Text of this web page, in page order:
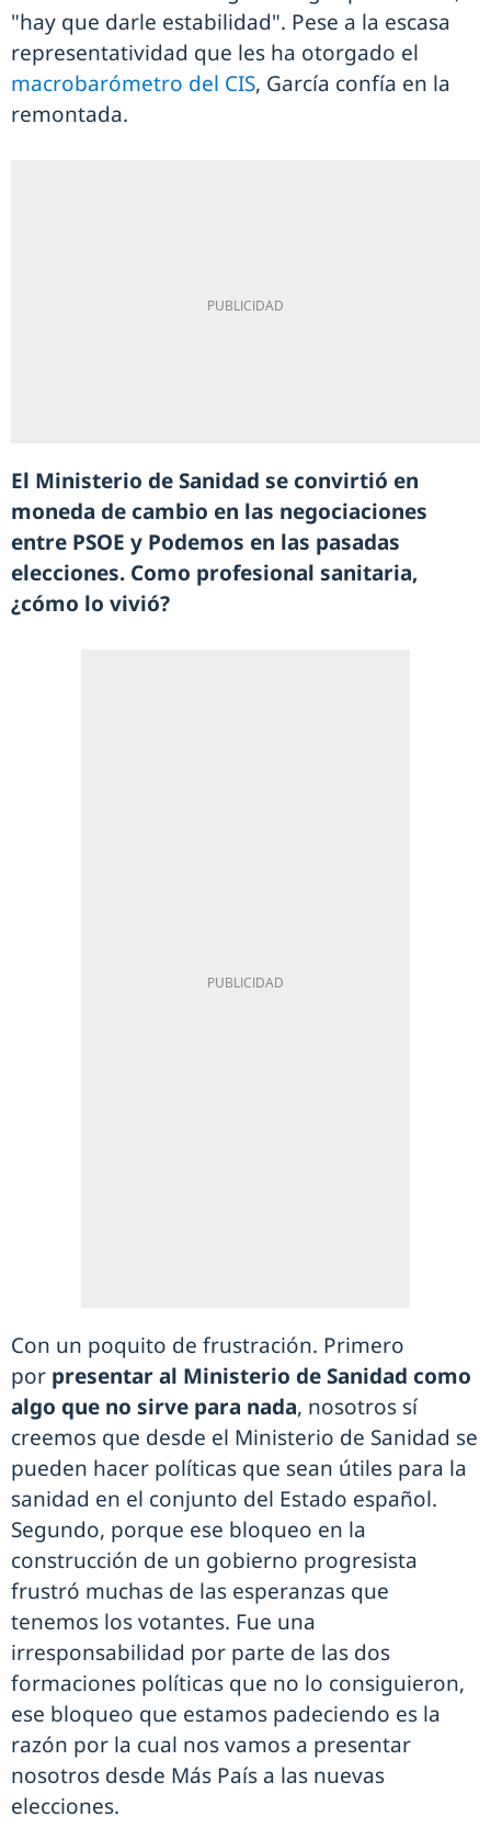
"hay que darle estabilidad". Pese a la escasa
representatividad que les ha otorgado el
macrobarómetro del CIS, García confía en la
remontada.
El Ministerio de Sanidad se convirtió en
moneda de cambio en las negociaciones
entre PSOE y Podemos en las pasadas
elecciones. Como profesional sanitaria,
¿cómo lo vivió?
Con un poquito de frustración. Primero
por presentar al Ministerio de Sanidad como
algo que no sirve para nada, nosotros sí
creemos que desde el Ministerio de Sanidad se
pueden hacer políticas que sean útiles para la
sanidad en el conjunto del Estado español.
Segundo, porque ese bloqueo en la
construcción de un gobierno progresista
frustró muchas de las esperanzas que
tenemos los votantes. Fue una
irresponsabilidad por parte de las dos
formaciones políticas que no lo consiguieron,
ese bloqueo que estamos padeciendo es la
razón por la cual nos vamos a presentar
nosotros desde Más País a las nuevas
elecciones.